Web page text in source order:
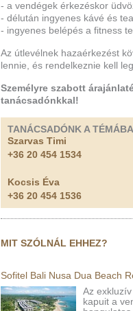
- a vendégek érkezéskor
- délután ingyenes kávé és
- ingyenes belépés a fitness
Az útlevélnek hazaérkezést
lennie, és rendelkeznie kell
Személyre szabott
tanácsadónkkal!
TANÁCSADÓNK A
Szarvas Timi
+36 20 454 1534
Kocsis Éva
+36 20 454 1536
MIT SZÓLNÁL EHHEZ?
Sofitel Bali Nusa Dua Beach
Az
kapuit a